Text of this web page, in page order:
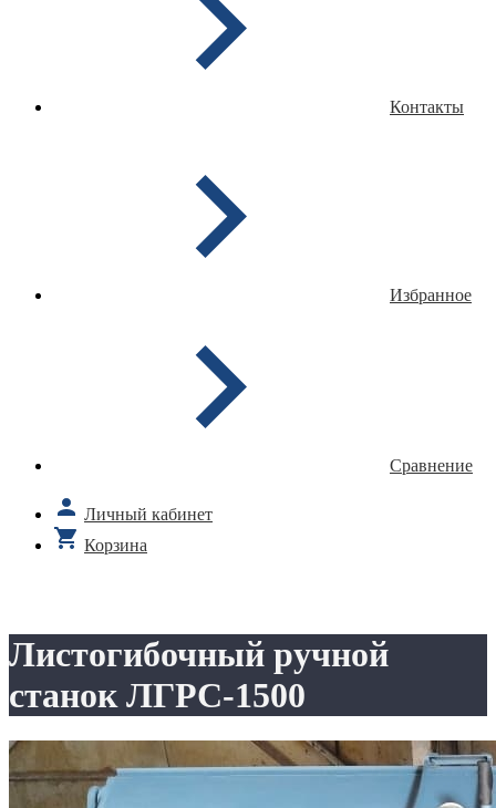
Контакты
Избранное
Сравнение
Личный кабинет
Корзина
Листогибочный ручной
станок ЛГРС-1500